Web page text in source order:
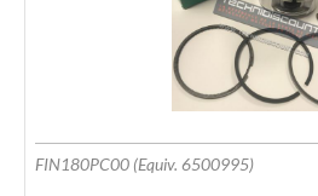
FIN180PC00 (Equiv. 6500995)